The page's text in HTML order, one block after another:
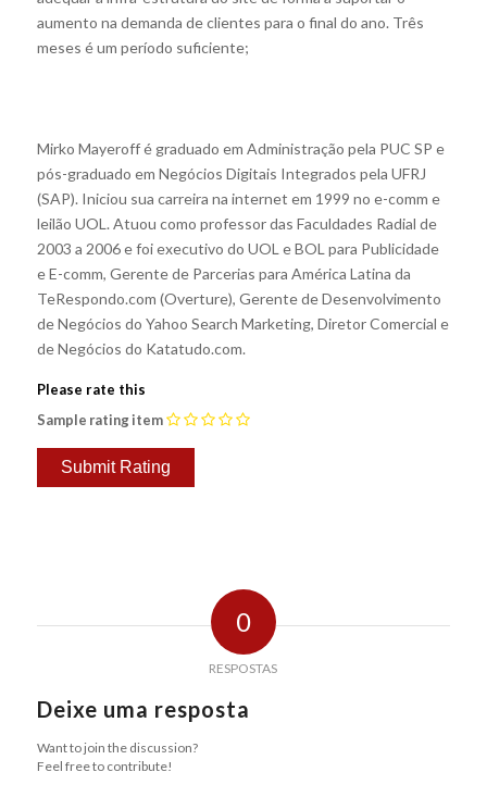
aumento na demanda de clientes para o final do ano. Três
meses é um período suficiente;
Mirko Mayeroff é graduado em Administração pela PUC SP e
pós-graduado em Negócios Digitais Integrados pela UFRJ
(SAP). Iniciou sua carreira na internet em 1999 no e-comm e
leilão UOL. Atuou como professor das Faculdades Radial de
2003 a 2006 e foi executivo do UOL e BOL para Publicidade
e E-comm, Gerente de Parcerias para América Latina da
TeRespondo.com (Overture), Gerente de Desenvolvimento
de Negócios do Yahoo Search Marketing, Diretor Comercial e
de Negócios do Katatudo.com.
Please rate this
Sample rating item
0
RESPOSTAS
Deixe uma resposta
Want to join the discussion?
Feel free to contribute!